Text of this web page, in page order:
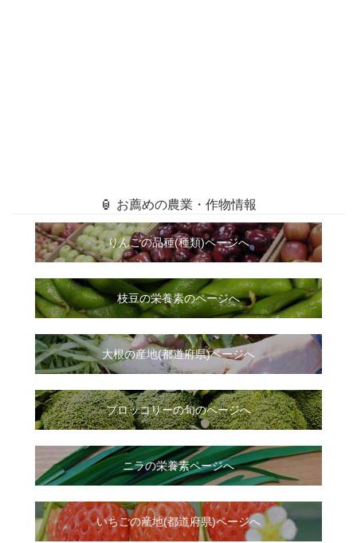
🏮 お薦めの農業・作物情報
りんごの品種(種類)ページへ
枝豆の栄養素のページへ
大根の産地(都道府県)ページへ
ブロッコリーの旬のページへ
ニラの栄養素ページへ
いちごの産地(都道府県)ページへ